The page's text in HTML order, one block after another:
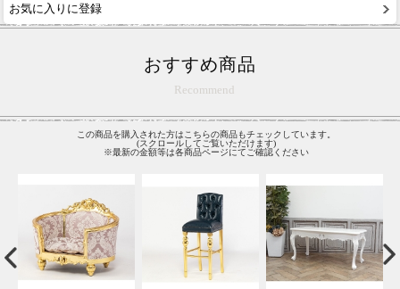
お気に入りに登録
おすすめ商品
Recommend
この商品を購入された方はこちらの商品もチェックしています。
(スクロールしてご覧いただけます)
※最新の金額等は各商品ページにてご確認ください